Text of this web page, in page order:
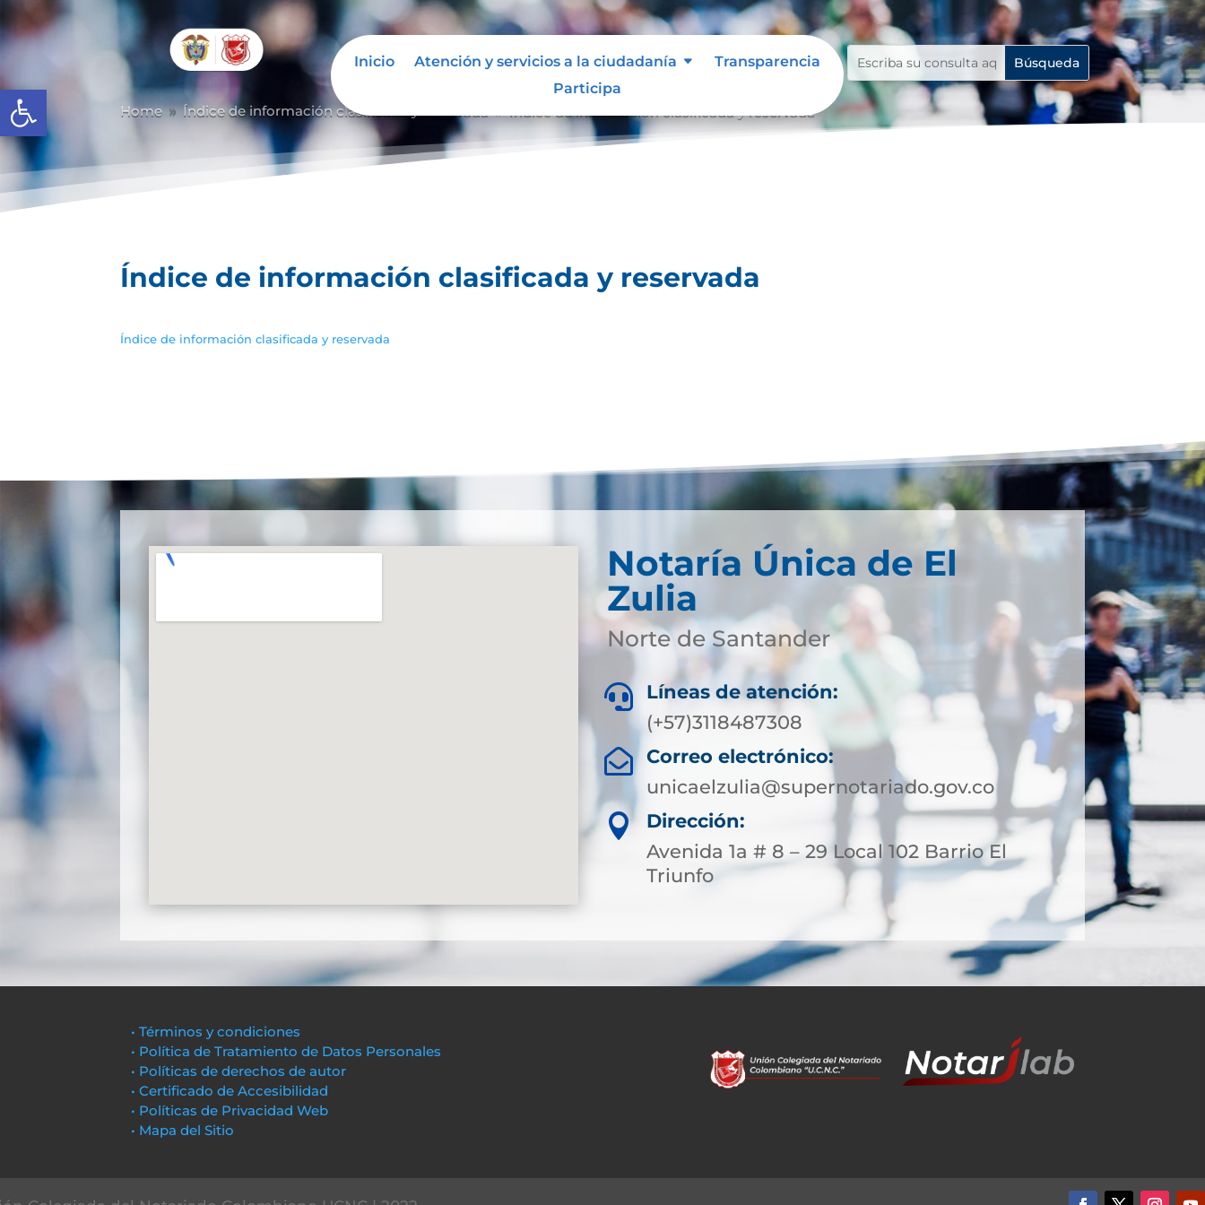
Abrir barra de herramientas
Inicio Atención y servicios a la ciudadanía
Transparencia
Participa
Home 9 Índice de información clasificada y reservada Índice de información clasificada y reservada
Índice de información clasificada y reservada
Índice de información clasificada y reservada
Notaría Única de El
Zulia
Norte de Santander

Líneas de atención:
(+57)3118487308

Correo electrónico:
unicaelzulia@supernotariado.gov.co

Dirección:
Avenida 1a # 8 – 29 Local 102 Barrio El
Triunfo
• Términos y condiciones
• Política de Tratamiento de Datos Personales
• Políticas de derechos de autor
• Certificado de Accesibilidad
• Políticas de Privacidad Web
• Mapa del Sitio